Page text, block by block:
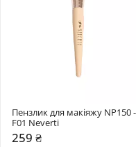
Пензлик для макіяжу NP150 -
F01 Neverti
259 ₴